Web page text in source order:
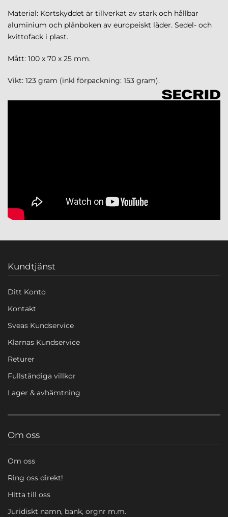
Material: Kortskyddet är tillverkat av stark och hållbar
aluminium och plånboken av europeiskt läder. Sedel- och
kvittofack i plast.
Mått: 100 x 70 x 25 mm.
Vikt: 123 gram (inkl förpackning: 153 gram).
Kundtjänst
Ditt Konto
Kontakt
Sveas Kundservice
Klarnas Kundservice
Returer
Fullständiga villkor
Lager & avhämtning
Om oss
Om oss
Ring oss direkt!
Hitta till oss
Juridiskt namn, bank, orgnr m.m.